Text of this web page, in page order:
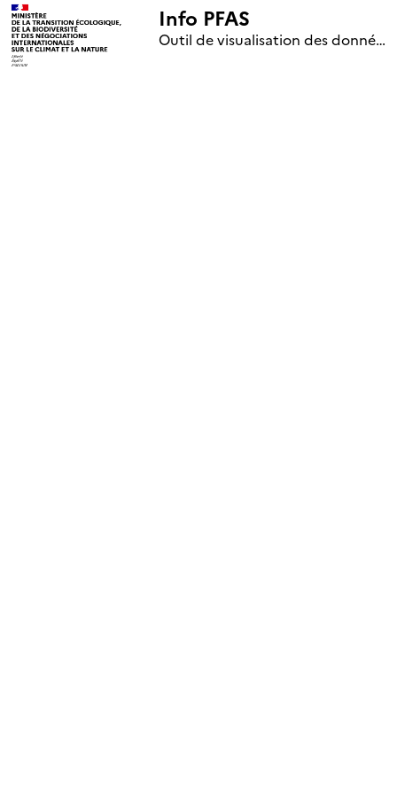
Info PFAS
Outil de visualisation des données nationales de surveillance des substances PFAS (mise à jour le 1er jour de chaque mois)
+
–